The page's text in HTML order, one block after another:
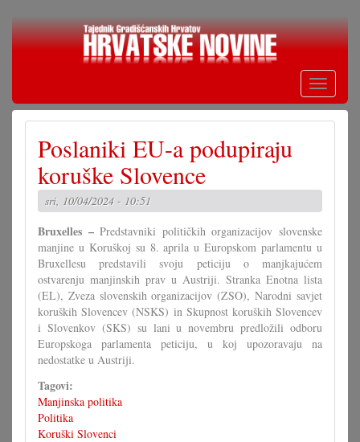
Skoči
Toggle
Poslaniki EU-a podupiraju
koruške Slovence
sri, 10/04/2024 - 10:51
Bruxelles –Predstavniki političkih organizacijov slovenske
manjine u Koruškoj su 8. aprila u Europskom parlamentu u
Bruxellesu predstavili svoju peticiju o manjkajućem
ostvarenju manjinskih prav u Austriji. Stranka Enotna lista
(EL), Zveza slovenskih organizacijov (ZSO), Narodni savjet
koruških Slovencev (NSKS) in Skupnost koruških Slovencev
i Slovenkov (SKS) su lani u novembru predložili odboru
Europskoga parlamenta peticiju, u koj upozoravaju na
nedostatke u Austriji.
Tagovi:
Manjinska politika
Politika
Koruški Slovenci